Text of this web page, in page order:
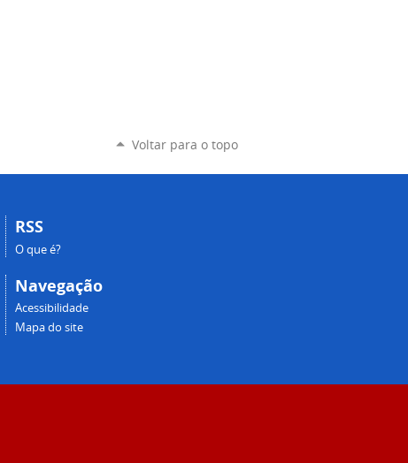
Voltar para o topo
RSS
O que é?
Navegação
Acessibilidade
Mapa do site